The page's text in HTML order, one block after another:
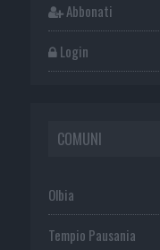
Abbonati
Login
COMUNI
Olbia
Tempio Pausania